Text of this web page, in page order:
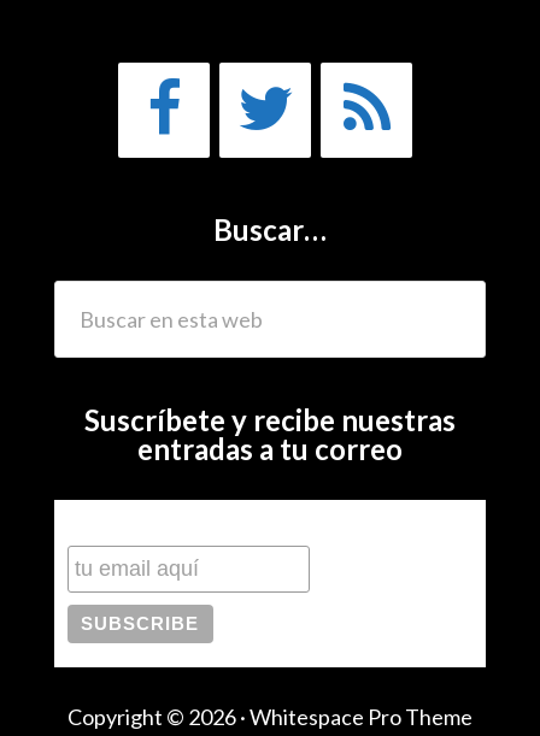
Buscar…
Suscríbete y recibe nuestras
entradas a tu correo
Copyright © 2026 ·Whitespace Pro Theme